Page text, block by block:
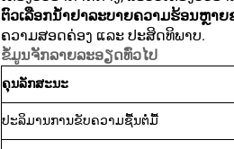
ຕົວເລືອກນ້ຳຢາລະບາຍຄວາມຮ້ອນຫຼາຍ
ຄວາມສອດຄ່ອງ ແລະ ປະສິດທິພາບ.
ຂໍ້ມູນຈັກລາຍລະອຽດທົ່ວໄປ
ຄຸນລັກສະນະ
ປະລິມານການຂັບຄວາມຊື້ນຕໍ່ມື້